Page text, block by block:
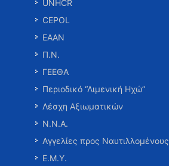
UNHCR
CEPOL
ΕΑΑΝ
Π.Ν.
ΓΕΕΘΑ
Περιοδικό “Λιμενική Ηχώ”
Λέσχη Αξιωματικών
Ν.Ν.Α.
Αγγελίες προς Ναυτιλλομένους
Ε.Μ.Υ.